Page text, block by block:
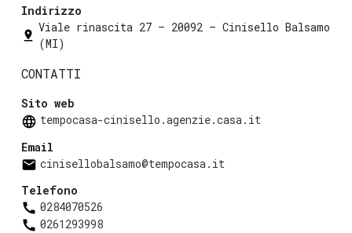
Indirizzo
Viale rinascita 27 — 20092 — Cinisello Balsamo
(MI)
CONTATTI
Sito web
tempocasa-cinisello.agenzie.casa.it
Email
cinisellobalsamo@tempocasa.it
Telefono
0284070526
0261293998